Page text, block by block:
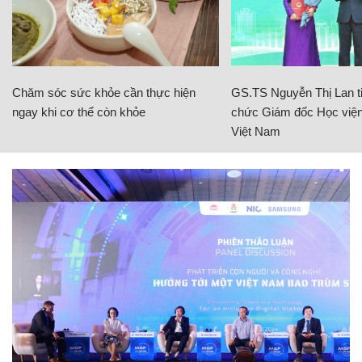
Chăm sóc sức khỏe cần thực hiện
ngay khi cơ thể còn khỏe
GS.TS Nguyễn Thị Lan
chức Giám đốc Học
Việt Nam